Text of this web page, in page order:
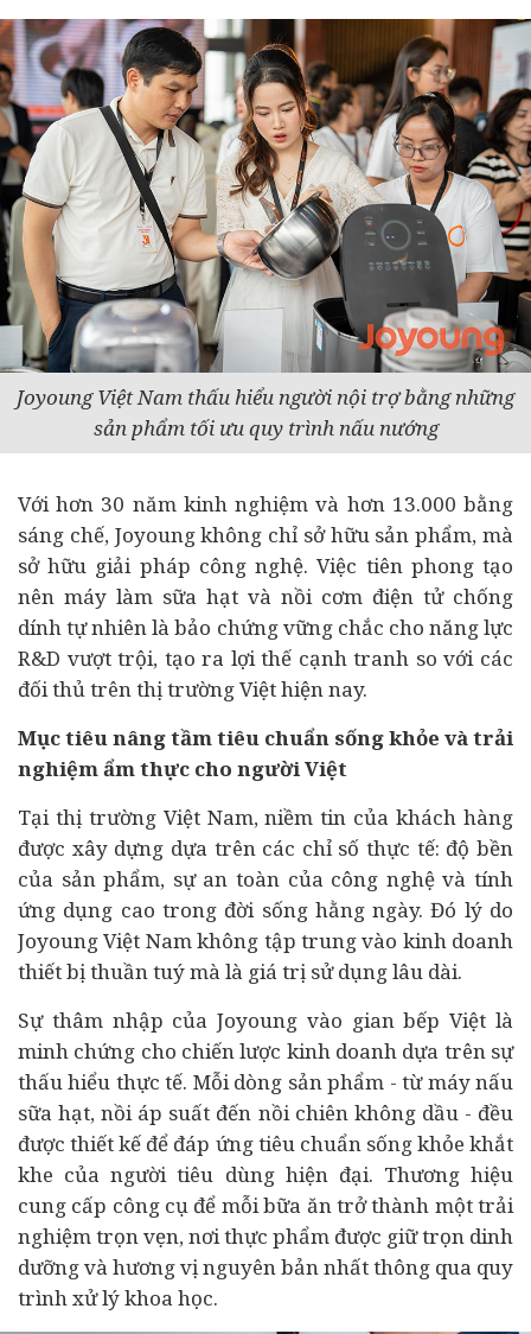
Joyoung Việt Nam thấu hiểu người nội trợ bằng những
sản phẩm tối ưu quy trình nấu nướng
Với hơn 30 năm kinh nghiệm và hơn 13.000 bằng
sáng chế, Joyoung không chỉ sở hữu sản phẩm, mà
sở hữu giải pháp công nghệ. Việc tiên phong tạo
nên máy làm sữa hạt và nồi cơm điện tử chống
dính tự nhiên là bảo chứng vững chắc cho năng lực
R&D vượt trội, tạo ra lợi thế cạnh tranh so với các
đối thủ trên thị trường Việt hiện nay.
Mục tiêu nâng tầm tiêu chuẩn sống khỏe và trải
nghiệm ẩm thực cho người Việt
Tại thị trường Việt Nam, niềm tin của khách hàng
được xây dựng dựa trên các chỉ số thực tế: độ bền
của sản phẩm, sự an toàn của công nghệ và tính
ứng dụng cao trong đời sốnghằng ngày. Đó lý do
Joyoung Việt Nam không tập trung vào kinh doanh
thiết bị thuần tuý mà là giá trị sử dụng lâu dài.
Sự thâm nhập của Joyoung vào gian bếp Việt là
minh chứng cho chiến lược kinh doanh dựa trên sự
thấu hiểu thực tế. Mỗi dòng sản phẩm - từ máy nấu
sữa hạt, nồi áp suất đến nồi chiên không dầu - đều
được thiết kế để đáp ứng tiêu chuẩn sống khỏe khắt
khe của người tiêu dùng hiện đại. Thương hiệu
cung cấp công cụ để mỗi bữa ăn trở thành một trải
nghiệm trọn vẹn, nơi thực phẩm được giữ trọn dinh
dưỡng và hương vị nguyên bản nhất thông qua quy
trình xử lý khoa học.